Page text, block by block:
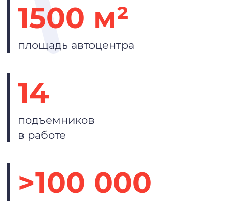
1500 м²
площадь автоцентра
14
подъемников
в работе
>100 000